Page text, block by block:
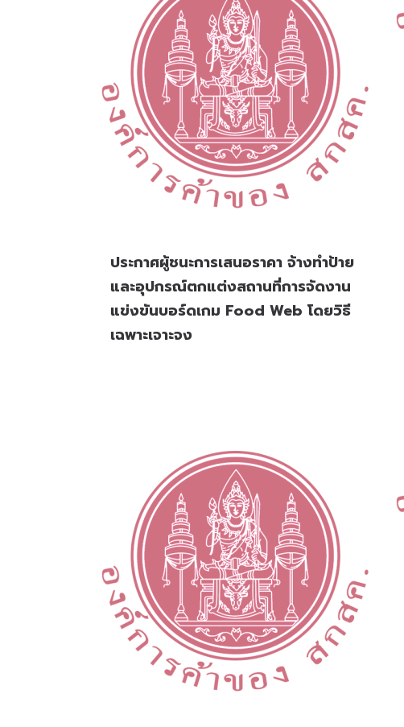
ประกาศผู้ชนะการเสนอราคา จ้างทำป้าย
และอุปกรณ์ตกแต่งสถานที่การจัดงาน
แข่งขันบอร์ดเกม Food Web โดยวิธี
เฉพาะเจาะจง